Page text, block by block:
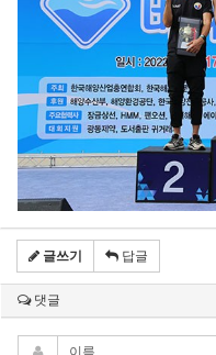
글쓰기 답글
댓글